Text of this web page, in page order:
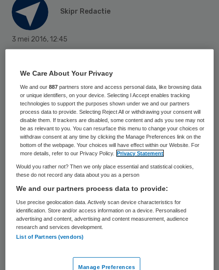
Skipr Redactie
3 mei 2016, 12:45
Maartenskliniek is op 1 mei opgegaan in SMC
Papendal.
De betrokken medewerkers komen in dienst
vanSMC Papendal. Het nieuwe SMC blijft
toegankelijk voor patiënten op alle
bestaande locaties van (voorheen) SMC
Maartenskliniek.
De Sint Maartenskliniek wil zich toeleggen
op de tweedelijns gespecialiseerde
wordt daarom overgedragen aan SMC
We Care About Your Privacy
We and our887 partners store and access personal data, like browsing data
or unique identifiers, on your device. Selecting I Accept enables tracking
technologies to support the purposes shown under we and our partners
process data to provide. Selecting Reject All or withdrawing your consent will
disable them. If trackers are disabled, some content and ads you see may not
be as relevant to you. You can resurface this menu to change your choices or
withdraw consent at any time by clicking the Manage Preferences link on the
bottom of the webpage. Your choices will have effect within our Website. For
more details, refer to our Privacy Policy.
Privacy Statement
Would you rather not? Then we only place essential and statistical cookies,
these do not record any data about you as a person
We and our partners process data to provide:
Use precise geolocation data. Actively scan device characteristics for
identification. Store and/or access information on a device. Personalised
advertising and content, advertising and content measurement, audience
research and services development.
List of Partners (vendors)
Manage Preferences